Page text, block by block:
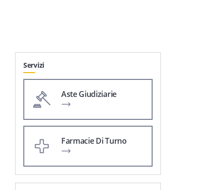
Servizi
Aste Giudiziarie
Farmacie Di Turno